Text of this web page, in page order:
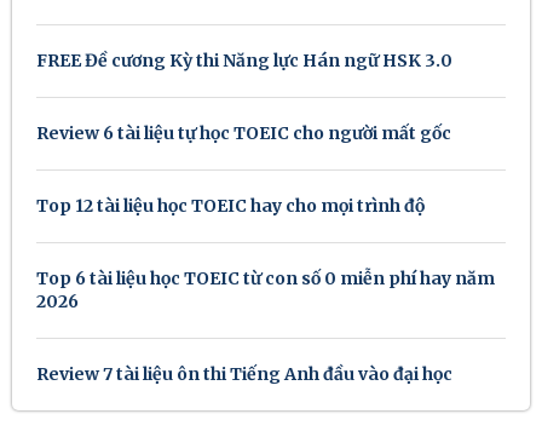
FREE Đề cương Kỳ thi Năng lực Hán ngữ HSK 3.0
Review 6 tài liệu tự học TOEIC cho người mất gốc
Top 12 tài liệu học TOEIC hay cho mọi trình độ
Top 6 tài liệu học TOEIC từ con số 0 miễn phí hay năm
2026
Review 7 tài liệu ôn thi Tiếng Anh đầu vào đại học